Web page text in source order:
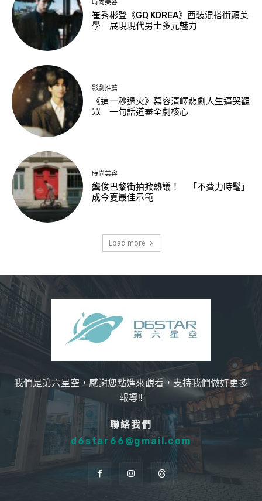
時尚美容
崔秀彬登《GQ KOREA》西裝混搭街頭美
學 展現現代男士多元魅力
影劇推薦
《這一秒過火》慕容清嶧悲劇人生逼哭觀
眾 一句話道盡全劇核心
時尚美容
龔俊巴黎街拍掀熱議！ 「不費力時髦」
成今夏最佳示範
Load more
我們是第六星空，感謝您點進來觀看，支持我們做好更多
報導!!
聯絡我們
d6star66@gmail.com